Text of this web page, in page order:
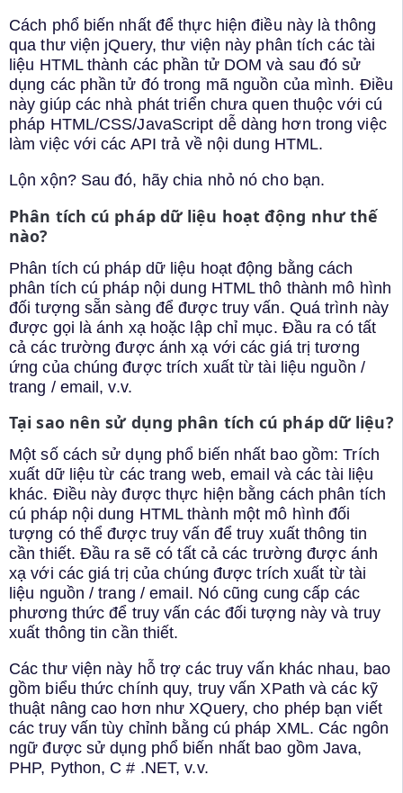
Cách phổ biến nhất để thực hiện điều này là thông
qua thư viện jQuery, thư viện này phân tích các tài
liệu HTML thành các phần tử DOM và sau đó sử
dụng các phần tử đó trong mã nguồn của mình. Điều
này giúp các nhà phát triển chưa quen thuộc với cú
pháp HTML/CSS/JavaScript dễ dàng hơn trong việc
làm việc với các API trả về nội dung HTML.
Lộn xộn? Sau đó, hãy chia nhỏ nó cho bạn.
Phân tích cú pháp dữ liệu hoạt động như thế
nào?
Phân tích cú pháp dữ liệu hoạt động bằng cách
phân tích cú pháp nội dung HTML thô thành mô hình
đối tượng sẵn sàng để được truy vấn. Quá trình này
được gọi là ánh xạ hoặc lập chỉ mục. Đầu ra có tất
cả các trường được ánh xạ với các giá trị tương
ứng của chúng được trích xuất từ tài liệu nguồn /
trang / email, v.v.
Tại sao nên sử dụng phân tích cú pháp dữ liệu?
Một số cách sử dụng phổ biến nhất bao gồm: Trích
xuất dữ liệu từ các trang web, email và các tài liệu
khác. Điều này được thực hiện bằng cách phân tích
cú pháp nội dung HTML thành một mô hình đối
tượng có thể được truy vấn để truy xuất thông tin
cần thiết. Đầu ra sẽ có tất cả các trường được ánh
xạ với các giá trị của chúng được trích xuất từ tài
liệu nguồn / trang / email. Nó cũng cung cấp các
phương thức để truy vấn các đối tượng này và truy
xuất thông tin cần thiết.
Các thư viện này hỗ trợ các truy vấn khác nhau, bao
gồm biểu thức chính quy, truy vấn XPath và các kỹ
thuật nâng cao hơn như XQuery, cho phép bạn viết
các truy vấn tùy chỉnh bằng cú pháp XML. Các ngôn
ngữ được sử dụng phổ biến nhất bao gồm Java,
PHP, Python, C # .NET, v.v.